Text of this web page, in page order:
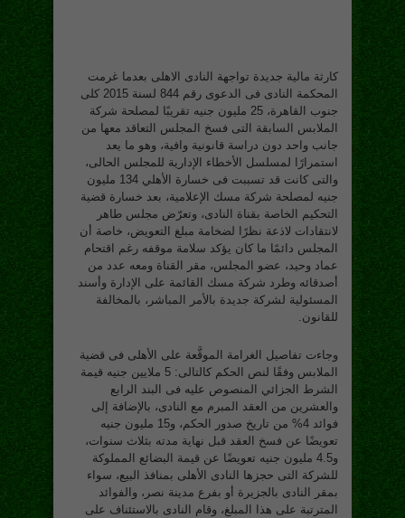
كارثة مالية جديدة تواجهة النادى الاهلى بعدما غرمت
المحكمة النادى فى الدعوى رقم 844 لسنة 2015 كلى
جنوب القاهرة، 25 مليون جنيه تقريبًا لمصلحة شركة
الملابس السابقة التى فسخ المجلس التعاقد معها من
جانب واحد دون دراسة قانونية وافية، وهو ما يعد
استمرارًا لمسلسل الأخطاء الإدارية للمجلس الحالى،
والتى كانت قد تسببت فى خسارة الأهلي 134 مليون
جنيه لمصلحة شركة مسك الإعلامية، بعد خسارة قضية
التحكيم الخاصة بقناة النادى، وتعرّض مجلس طاهر
لانتقادات لاذعة نظرًا لضخامة مبلغ التعويض، خاصة أن
المجلس دائمًا ما كان يؤكد سلامة موقفه رغم اقتحام
عماد وحيد، عضو المجلس، مقر القناة ومعه عدد من
أصدقائه وطرد شركة مسك القائمة على الإدارة وأسند
المسئولية لشركة جديدة بالأمر المباشر، بالمخالفة
للقانون.
وجاءت تفاصيل الغرامة الموقَّعة على الأهلى فى قضية
الملابس وفقًا لنص الحكم كالتالى: 5 ملايين جنيه قيمة
الشرط الجزائي المنصوص عليه فى البند الرابع
والعشرين من العقد المبرم مع النادى، بالإضافة إلى
فوائد 4% من تاريخ صدور الحكم، و15 مليون جنيه
تعويضًا عن فسخ العقد قبل نهاية مدته بثلاث سنوات،
و4.5 مليون جنيه تعويضًا عن قيمة البضائع المملوكة
للشركة التى حجزها النادى الأهلى بمنافذ البيع، سواء
بمقر النادى بالجزيرة أو بفرع مدينة نصر، والفوائد
المترتبة على هذا المبلغ، وقام النادى بالاستئناف على